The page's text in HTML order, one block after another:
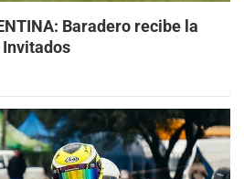
Baradero recibe la